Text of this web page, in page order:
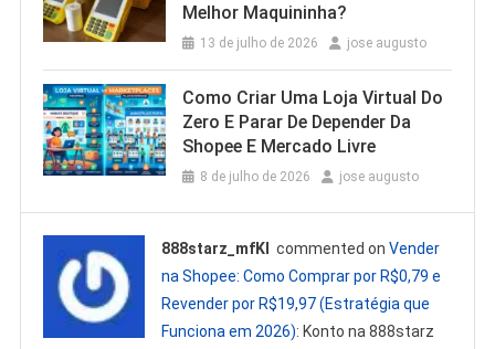
Melhor Maquininha?
13 de julho de 2026 jose augusto
Como Criar Uma Loja Virtual Do
Zero E Parar De Depender Da
Shopee E Mercado Livre
8 de julho de 2026 jose augusto
888starz_mfKl commented onVender
na Shopee: Como Comprar por R$0,79 e
Revender por R$19,97 (Estratégia que
Funciona em 2026): Konto na 888starz